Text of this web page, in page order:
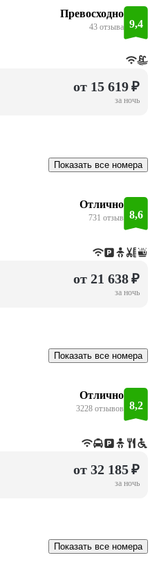
Превосходно
43 отзыва 9,4
от 15 619 ₽
за ночь
Показать все номера
Отлично
731 отзыв 8,6
от 21 638 ₽
за ночь
Показать все номера
Отлично
3228 отзывов 8,2
от 32 185 ₽
за ночь
Показать все номера